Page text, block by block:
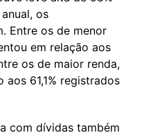
os
Entre os de menor
em relação aos
os de maior renda,
61,1% registrados
com dívidas também